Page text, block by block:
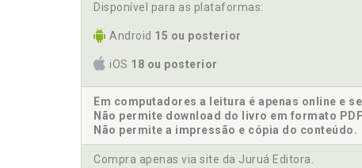
Disponível para as plataformas:
Android 15 ou posterior
iOS 18 ou posterior
Em computadores a leitura é apenas online e
Não permite download do livro em formato
Não permite a impressão e cópia do conteúdo.
Compra apenas via site da Juruá Editora.